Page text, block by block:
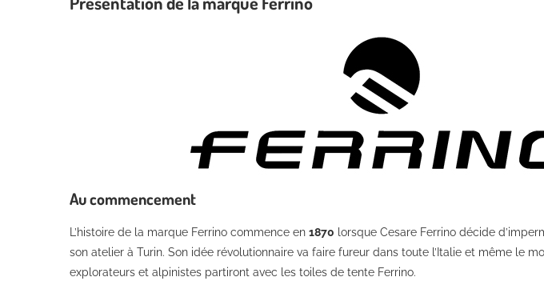
Au commencement
L’histoire de la marque Ferrino commence en 1870 lorsque Cesare Ferrino décide
son atelier à Turin. Son idée révolutionnaire va faire fureur dans toute l’Italie et même le
explorateurs et alpinistes partiront avec les toiles de tente Ferrino.